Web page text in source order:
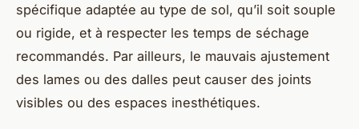
spécifique adaptée au type de sol, qu’il soit souple
ou rigide, et à respecter les temps de séchage
recommandés. Par ailleurs, le mauvais ajustement
des lames ou des dalles peut causer des joints
visibles ou des espaces inesthétiques.